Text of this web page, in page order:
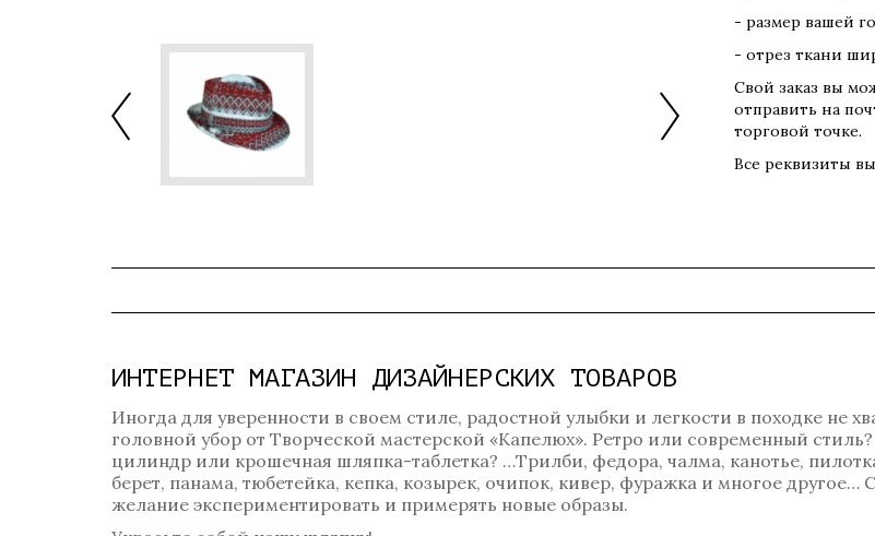
- размер вашей
- отрез ткани
Свой заказ вы
отправить на
торговой точке.
Все реквизиты
ИНТЕРНЕТ МАГАЗИН ДИЗАЙНЕРСКИХ ТОВАРОВ
Иногда для уверенности в своем стиле, радостной улыбки и легкости в походке не
головной убор от Творческой мастерской «Капелюх». Ретро или современный
цилиндр или крошечная шляпка-таблетка? …Трилби, федора, чалма, канотье,
берет, панама, тюбетейка, кепка, козырек, очипок, кивер, фуражка и многое
желание экспериментировать и примерять новые образы.